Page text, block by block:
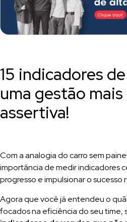
15 indicadores
uma gestão
assertiva!
Com a analogia do carro sem
importância de medir indicadores
progresso e impulsionar o
Agora que você já entendeu o
focados na eficiência do seu time,